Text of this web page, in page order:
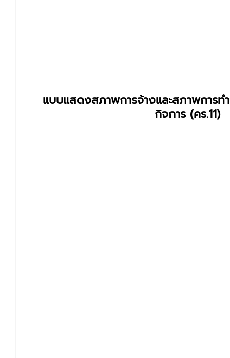
แบบแสดงสภาพการจ้างและสภาพการท
กิจการ (คร.11)